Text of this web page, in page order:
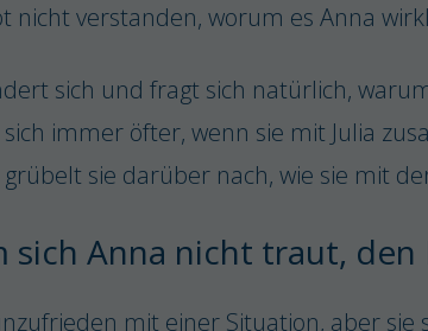
nicht verstanden, worum es Anna
sich und fragt sich natürlich,
immer öfter, wenn sie mit Julia
grübelt sie darüber nach, wie sie mit
sich Anna nicht traut,
mit einer Situation, aber sie